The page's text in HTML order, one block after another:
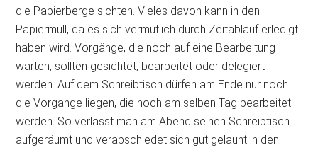
die Papierberge sichten. Vieles davon kann in den
Papiermüll, da es sich vermutlich durch Zeitablauf erledigt
haben wird. Vorgänge, die noch auf eine Bearbeitung
warten, sollten gesichtet, bearbeitet oder delegiert
werden. Auf dem Schreibtisch dürfen am Ende nur noch
die Vorgänge liegen, die noch am selben Tag bearbeitet
werden. So verlässt man am Abend seinen Schreibtisch
aufgeräumt und verabschiedet sich gut gelaunt in den